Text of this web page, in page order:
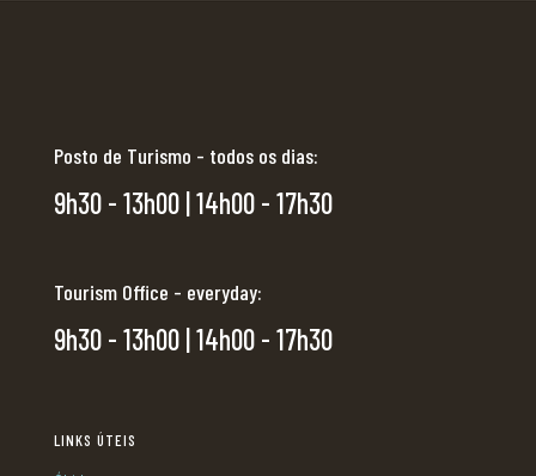
Posto de Turismo - todos os dias:
9h30 - 13h00 | 14h00 - 17h30
Tourism Office - everyday:
9h30 - 13h00 | 14h00 - 17h30
LINKS ÚTEIS